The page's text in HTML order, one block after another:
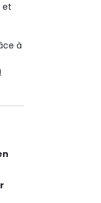
et
à